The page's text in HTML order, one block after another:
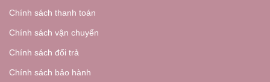
Chính sách thanh toán
Chính sách vận chuyển
Chính sách đổi trả
Chính sách bảo hành